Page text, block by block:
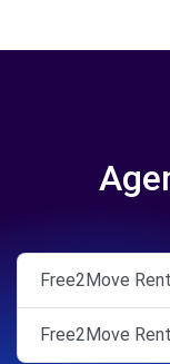
Free2Move
Free2Move